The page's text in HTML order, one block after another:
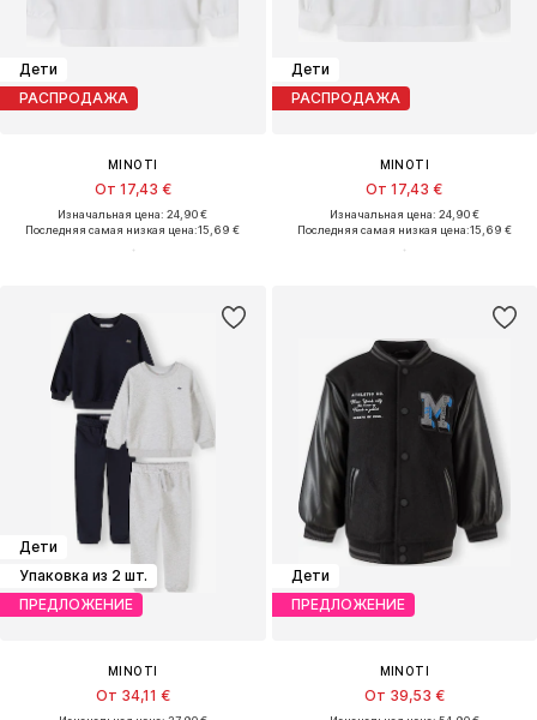
Дети
РАСПРОДАЖА
MINOTI
От 17,43 €
Изначальная цена: 24,90 €
Последняя самая низкая цена:15,69 €
Дети
РАСПРОДАЖА
MINOTI
От 17,43 €
Изначальная цена: 24,90 €
Последняя самая низкая цена:15,69 €
Дети
Упаковка из 2 шт.
ПРЕДЛОЖЕНИЕ
MINOTI
От 34,11 €
Дети
ПРЕДЛОЖЕНИЕ
MINOTI
От 39,53 €